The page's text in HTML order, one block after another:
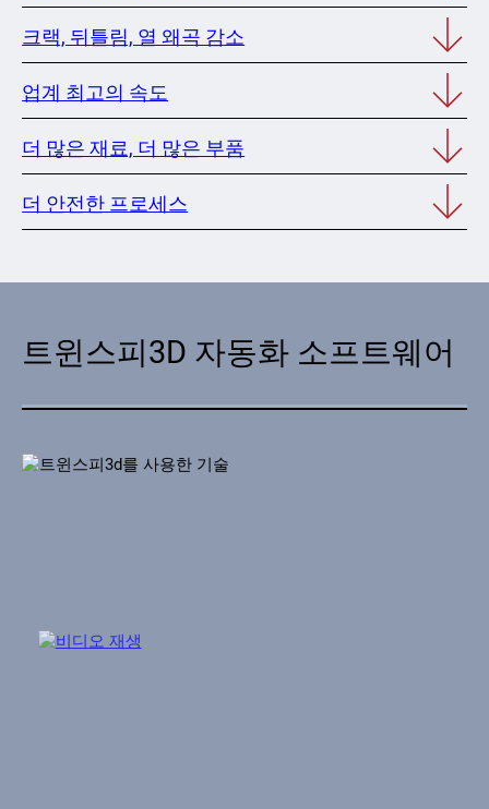
크랙, 뒤틀림, 열 왜곡 감소
업계 최고의 속도
더 많은 재료, 더 많은 부품
더 안전한 프로세스
트윈스피3D 자동화 소프트웨어